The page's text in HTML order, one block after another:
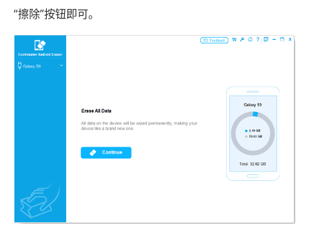
“擦除”按钮即可。